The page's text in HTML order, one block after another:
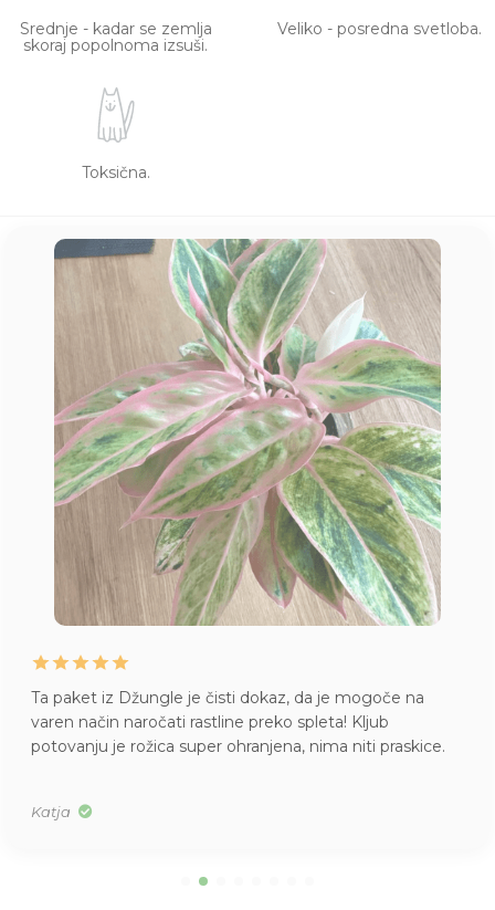
Srednje - kadar se zemlja
skoraj popolnoma izsuši.
Veliko - posredna svetloba.
Toksična.
Ta paket iz Džungle je čisti dokaz, da je mogoče na
varen način naročati rastline preko spleta! Kljub
potovanju je rožica super ohranjena, nima niti praskice.
Katja